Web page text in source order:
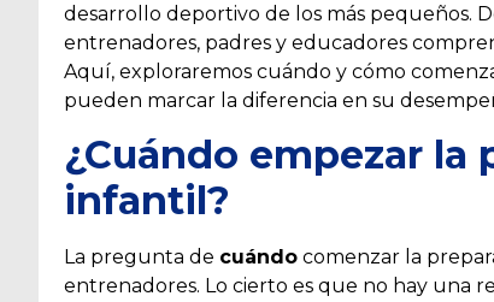
desarrollo deportivo de los más pequeños.
entrenadores, padres y educadores
Aquí, exploraremos cuándo y cómo
pueden marcar la diferencia en su
¿Cuándo empezar
infantil?
La pregunta de cuándo comenzar la
entrenadores. Lo cierto es que no hay una